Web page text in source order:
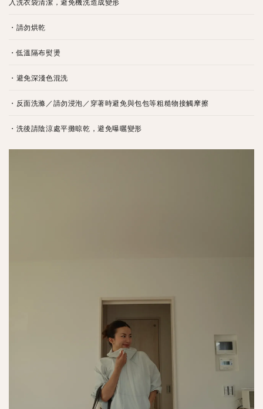
入洗衣袋清潔，避免機洗造成變形
・請勿烘乾
・低溫隔布熨燙
・避免深淺色混洗
・反面洗滌／請勿浸泡／穿著時避免與包包等粗糙物接觸摩擦
・洗後請陰涼處平攤晾乾，避免曝曬變形